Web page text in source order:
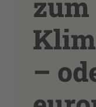
–